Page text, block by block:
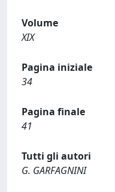
Volume
XIX
Pagina iniziale
34
Pagina finale
41
Tutti gli autori
G. GARFAGNINI